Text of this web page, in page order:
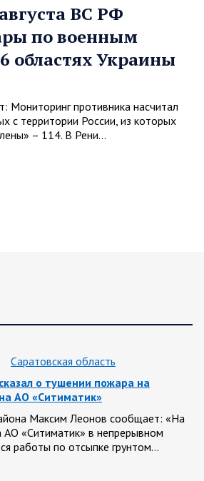
ВС РФ
по военным
областях Украины
Мониторинг противника насчитал
с территории России, из которых
– 114. В Рени…
Саратовская область
о тушении пожара на
АО «Ситиматик»
Максим Леонов сообщает: «На
АО «Ситиматик» в непрерывном
работы по отсыпке грунтом…